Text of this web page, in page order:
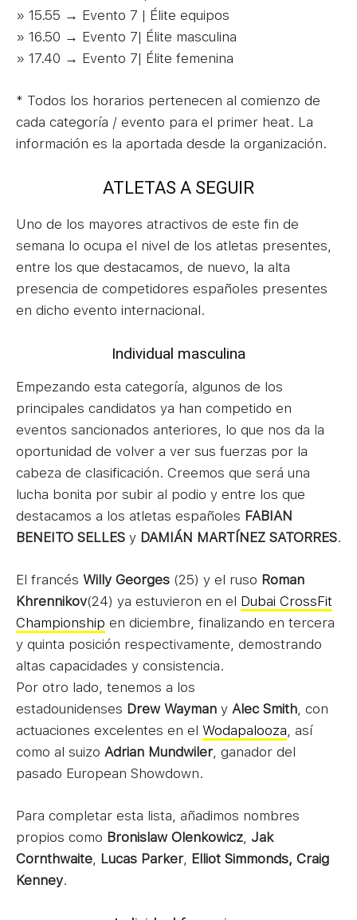
» 15.55 → Evento 7 | Élite equipos
» 16.50 → Evento 7| Élite masculina
» 17.40 → Evento 7| Élite femenina
* Todos los horarios pertenecen al comienzo de
cada categoría / evento para el primer heat. La
información es la aportada desde la organización.
ATLETAS A SEGUIR
Uno de los mayores atractivos de este fin de
semana lo ocupa el nivel de los atletas presentes,
entre los que destacamos, de nuevo, la alta
presencia de competidores españoles presentes
en dicho evento internacional.
Individual masculina
Empezando esta categoría, algunos de los
principales candidatos ya han competido en
eventos sancionados anteriores, lo que nos da la
oportunidad de volver a ver sus fuerzas por la
cabeza de clasificación. Creemos que será una
lucha bonita por subir al podio y entre los que
destacamos a los atletas españoles FABIAN
BENEITO SELLES y DAMIÁN MARTÍNEZ SATORRES.
El francés Willy Georges (25) y el ruso Roman
Khrennikov(24) ya estuvieron en el Dubai CrossFit
Championship en diciembre, finalizando en tercera
y quinta posición respectivamente, demostrando
altas capacidades y consistencia.
Por otro lado, tenemos a los
estadounidenses Drew Wayman y Alec Smith , con
actuaciones excelentes en el Wodapalooza , así
como al suizo Adrian Mundwiler , ganador del
pasado European Showdown.
Para completar esta lista, añadimos nombres
propios como Bronislaw Olenkowicz Jak
Cornthwaite Lucas Parker Elliot Simmonds, Craig
Kenney.